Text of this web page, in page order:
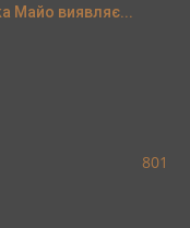
Майо виявляє...
801